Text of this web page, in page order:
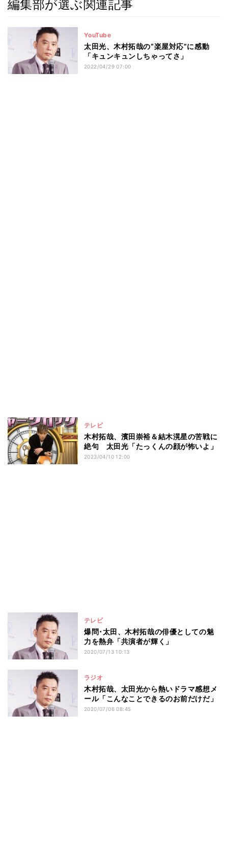
編集部が選ぶ関連記事
YouTube
太田光、木村拓哉の“楽屋対応”に感動
「キュンキュンしちゃってさ」
2022/04/29 07:00
テレビ
木村拓哉、濱田崇裕＆結木滉星の苦戦に
絶句 太田光「たっくんの顔が怖いよ」
2023/04/10 12:00
テレビ
爆問･太田、木村拓哉の俳優としての魅
力を熱弁「共演者が輝く」
2020/07/13 10:13
ラジオ
木村拓哉、太田光から熱いドラマ感想メ
ール「こんなことできるのお前だけだ」
2020/07/06 08:45